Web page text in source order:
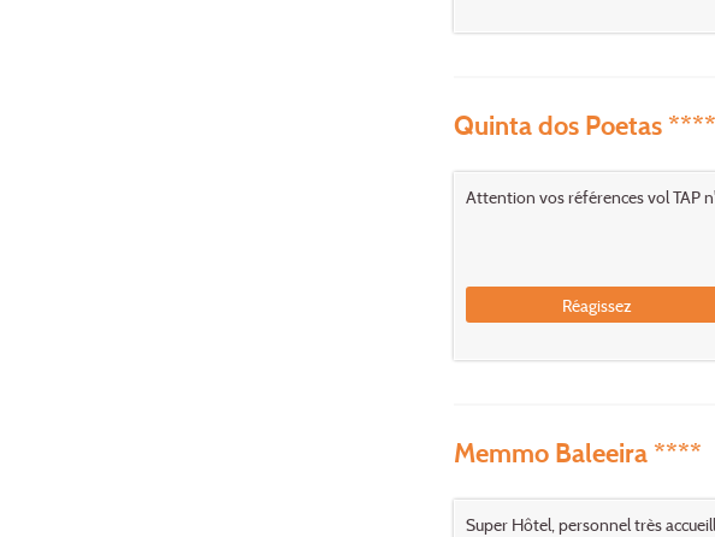
Quinta dos Poetas ****
Attention vos références vol TAP
Réagissez
Memmo Baleeira ****
Super Hôtel, personnel très